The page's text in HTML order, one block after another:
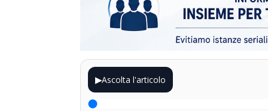
▶Ascolta l'articolo